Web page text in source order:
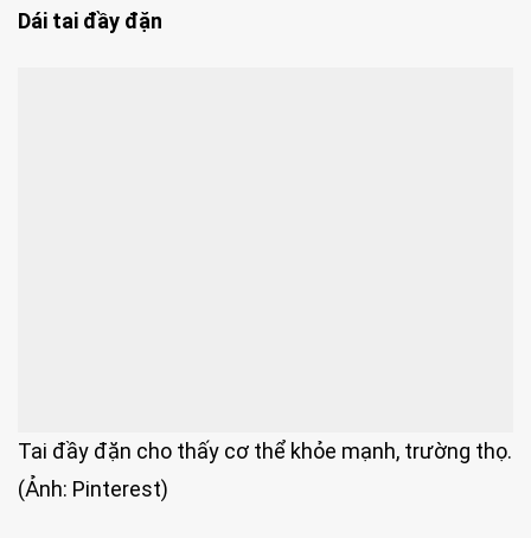
Dái tai đầy đặn
Tai đầy đặn cho thấy cơ thể khỏe mạnh, trường thọ.
(Ảnh: Pinterest)